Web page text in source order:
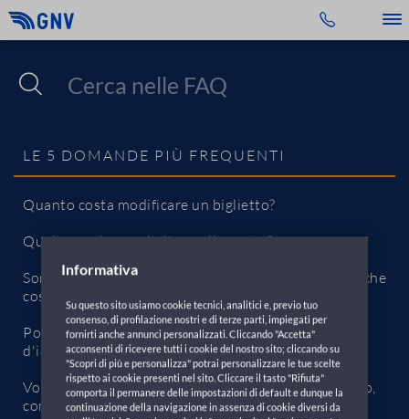
LE 5 DOMANDE PIÙ FREQUENTI
Quanto costa modificare un biglietto?
Quali sono le penali di annullamento?
Sono un passeggero che ha necessita di assistenza, che
cosa devo fare?
Posso imbarcarmi se ho dimenticato il documento
d'identità?
Vorrei prenotare ma non ho ancora la targa dell'auto,
come devo procedere?
Informativa
Su questo sito usiamo cookie tecnici, analitici e, previo tuo
consenso, di profilazione nostri e di terze parti, impiegati per
fornirti anche annunci personalizzati. Cliccando "Accetta"
acconsenti di ricevere tutti i cookie del nostro sito; cliccando su
"Scopri di più e personalizza" potrai personalizzare le tue scelte
rispetto ai cookie presenti nel sito. Cliccare il tasto "Rifiuta"
comporta il permanere delle impostazioni di default e dunque la
continuazione della navigazione in assenza di cookie diversi da